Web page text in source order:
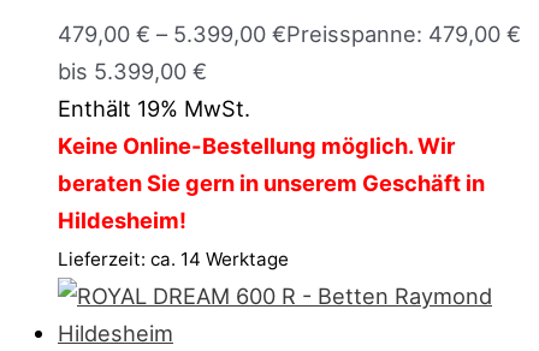
479,00 € – 5.399,00 €Preisspanne: 479,00 €
bis 5.399,00 €
Enthält 19% MwSt.
Keine Online-Bestellung möglich. Wir
beraten Sie gern in unserem Geschäft in
Hildesheim!
Lieferzeit: ca. 14 Werktage